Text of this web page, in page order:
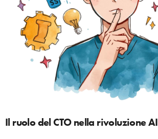
Il ruolo del CTO nella rivoluzione AI